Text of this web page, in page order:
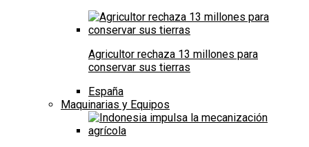
Agricultor rechaza 13 millones para
conservar sus tierras
España
Maquinarias y Equipos